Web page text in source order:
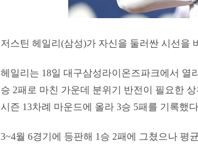
저스틴 헤일리(삼성)가 자신을 둘러싼 시선을
헤일리는 18일 대구삼성라이온즈파크에서 열
승 2패로 마친 가운데 분위기 반전이 필요한
시즌 13차례 마운드에 올라 3승 5패를 기록했
3~4월 6경기에 등판해 1승 2패에 그쳤으나 평